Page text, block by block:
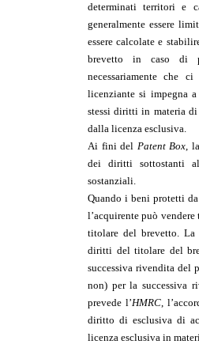
determinati territori e
generalmente essere
essere calcolate e
brevetto in caso di
necessariamente che
licenziante si impegna
stessi diritti in materia
dalla licenza esclusiva.
Ai fini del Patent Box,
dei diritti sottostanti
sostanziali.
Quando i beni protetti
l’acquirente può
titolare del brevetto. La
diritti del titolare del
successiva rivendita del
non) per la successiva
prevede l’HMRC,
diritto di esclusiva di
licenza esclusiva in